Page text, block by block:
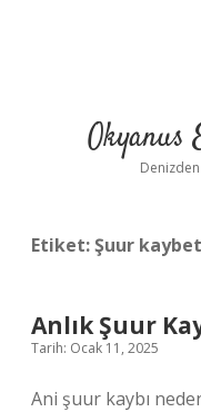
Etiket:Şuur
Anlık Şuur
Tarih: Ocak 11, 2025
Ani şuur kaybı